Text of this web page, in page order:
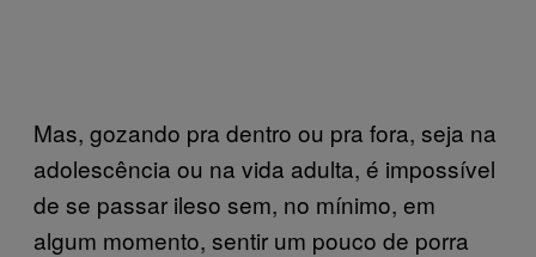
Mas, gozando pra dentro ou pra fora, seja na
adolescência ou na vida adulta, é impossível
de se passar ileso sem, no mínimo, em
algum momento, sentir um pouco de porra